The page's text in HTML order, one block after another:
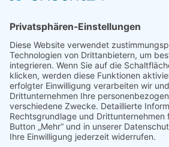
Fotos und Logos
Presseaussendungen
Presse
Presseinformationen abonnieren
ÜBER UNS
Naturschutzbund